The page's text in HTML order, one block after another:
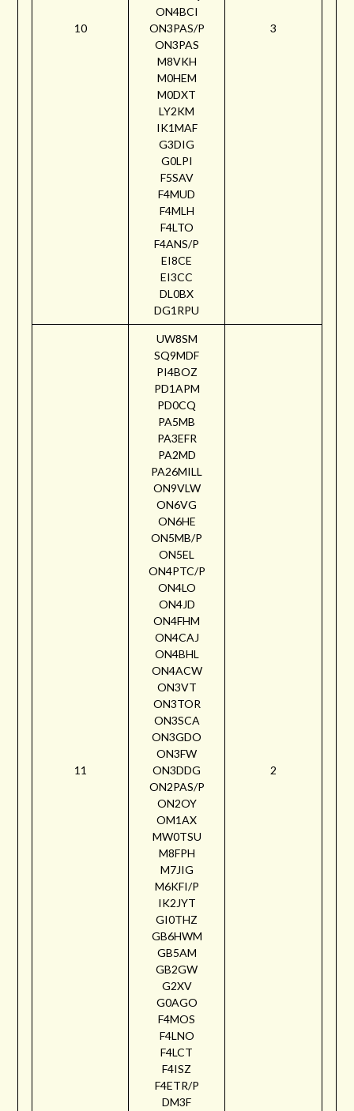
10
ON4BCI
ON3PAS/P
ON3PAS
M8VKH
M0HEM
M0DXT
LY2KM
IK1MAF
G3DIG
G0LPI
F5SAV
F4MUD
F4MLH
F4LTO
F4ANS/P
EI8CE
EI3CC
DL0BX
DG1RPU
3
11
UW8SM
SQ9MDF
PI4BOZ
PD1APM
PD0CQ
PA5MB
PA3EFR
PA2MD
PA26MILL
ON9VLW
ON6VG
ON6HE
ON5MB/P
ON5EL
ON4PTC/P
ON4LO
ON4JD
ON4FHM
ON4CAJ
ON4BHL
ON4ACW
ON3VT
ON3TOR
ON3SCA
ON3GDO
ON3FW
ON3DDG
ON2PAS/P
ON2OY
OM1AX
MW0TSU
M8FPH
M7JIG
M6KFI/P
IK2JYT
GI0THZ
GB6HWM
GB5AM
GB2GW
G2XV
G0AGO
F4MOS
F4LNO
F4LCT
F4ISZ
F4ETR/P
DM3F
2